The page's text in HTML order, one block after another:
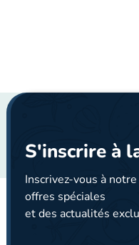
S'inscrire à
Inscrivez-vous à
offres spéciales
et des actualités